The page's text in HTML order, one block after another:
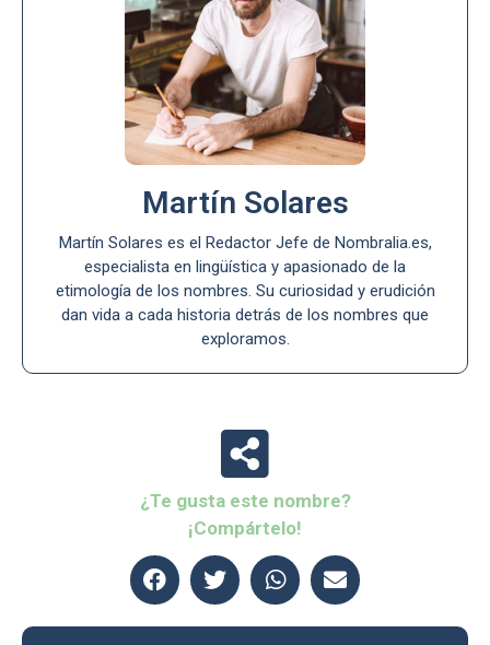
Martín Solares
Martín Solares es el Redactor Jefe de Nombralia.es,
especialista en lingüística y apasionado de la
etimología de los nombres. Su curiosidad y erudición
dan vida a cada historia detrás de los nombres que
exploramos.
¿Te gusta este nombre?
¡Compártelo!